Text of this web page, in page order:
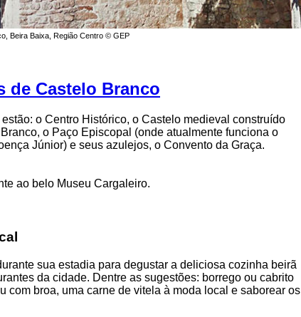
Beira Baixa, Região Centro © GEP
de Castelo Branco
o Centro Histórico, o Castelo medieval construído
o Paço Episcopal (onde atualmente funciona o
Júnior) e seus azulejos, o Convento da Graça.
ao belo Museu Cargaleiro.
sua estadia para degustar a deliciosa cozinha beirã
da cidade. Dentre as sugestões: borrego ou cabrito
com broa, uma carne de vitela à moda local e saborear os